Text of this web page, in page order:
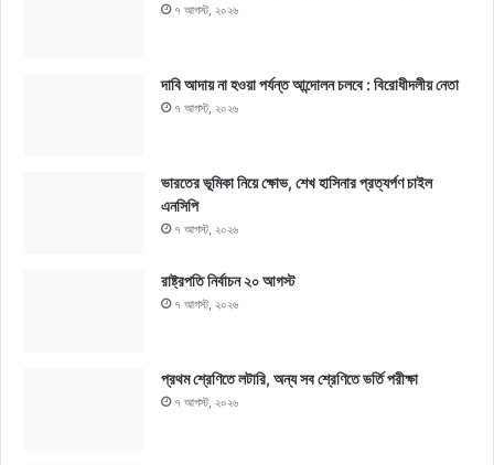
৭ আগস্ট, ২০২৬
দাবি আদায় না হওয়া পর্যন্ত আন্দোলন চলবে : বিরোধীদলীয় নেতা
৭ আগস্ট, ২০২৬
ভারতের ভূমিকা নিয়ে ক্ষোভ, শেখ হাসিনার প্রত্যর্পণ চাইল
এনসিপি
৭ আগস্ট, ২০২৬
রাষ্ট্রপতি নির্বাচন ২০ আগস্ট
৭ আগস্ট, ২০২৬
প্রথম শ্রেণিতে লটারি, অন্য সব শ্রেণিতে ভর্তি পরীক্ষা
৭ আগস্ট, ২০২৬